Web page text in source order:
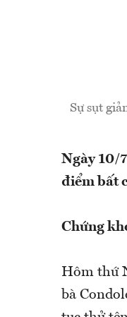
Sự sụt
Ngày 10/
điểm bất
Chứng
Hôm thứ
bà